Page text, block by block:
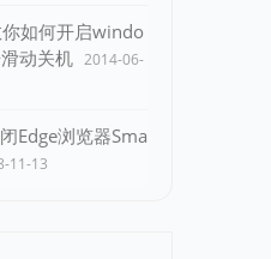
如何开启windo
动关机 2014-06-
Edge浏览器Sma
11-13